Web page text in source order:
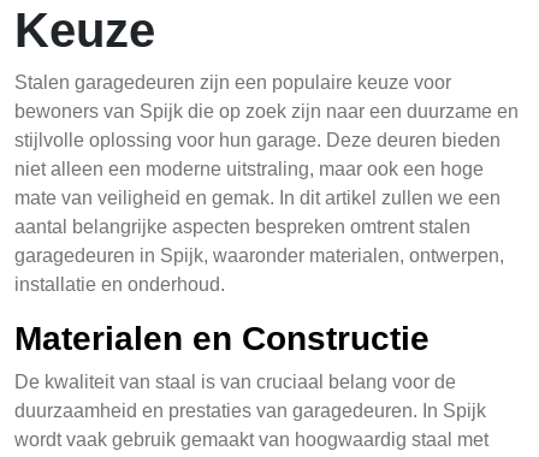
Keuze
Stalen garagedeuren zijn een populaire keuze voor
bewoners van Spijk die op zoek zijn naar een duurzame en
stijlvolle oplossing voor hun garage. Deze deuren bieden
niet alleen een moderne uitstraling, maar ook een hoge
mate van veiligheid en gemak. In dit artikel zullen we een
aantal belangrijke aspecten bespreken omtrent stalen
garagedeuren in Spijk, waaronder materialen, ontwerpen,
installatie en onderhoud.
Materialen en Constructie
De kwaliteit van staal is van cruciaal belang voor de
duurzaamheid en prestaties van garagedeuren. In Spijk
wordt vaak gebruik gemaakt van hoogwaardig staal met